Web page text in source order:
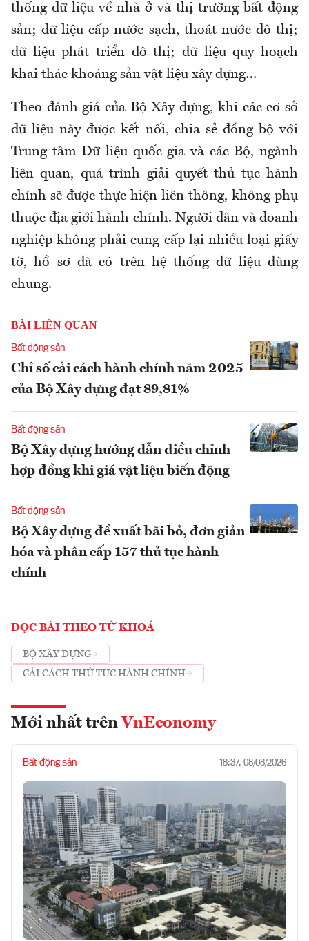
thống dữ liệu về nhà ở và thị trường bất động
sản; dữ liệu cấp nước sạch, thoát nước đô thị;
dữ liệu phát triển đô thị; dữ liệu quy hoạch
khai thác khoáng sản vật liệu xây dựng…
Theo đánh giá của Bộ Xây dựng, khi các cơ sở
dữ liệu này được kết nối, chia sẻ đồng bộ với
Trung tâm Dữ liệu quốc gia và các Bộ, ngành
liên quan, quá trình giải quyết thủ tục hành
chính sẽ được thực hiện liên thông, không phụ
thuộc địa giới hành chính. Người dân và doanh
nghiệp không phải cung cấp lại nhiều loại giấy
tờ, hồ sơ đã có trên hệ thống dữ liệu dùng
chung.
BÀI LIÊN QUAN
Bất động sản
Chỉ số cải cách hành chính năm 2025
của Bộ Xây dựng đạt 89,81%
Bất động sản
Bộ Xây dựng hướng dẫn điều chỉnh
hợp đồng khi giá vật liệu biến động
Bất động sản
Bộ Xây dựng đề xuất bãi bỏ, đơn giản
hóa và phân cấp 157 thủ tục hành
chính
ĐỌC BÀI THEO TỪ KHOÁ
BỘ XÂY DỰNG
CẢI CÁCH THỦ TỤC HÀNH CHÍNH
Mới nhất trên VnEconomy
Bất động sản 18:37, 08/08/2026